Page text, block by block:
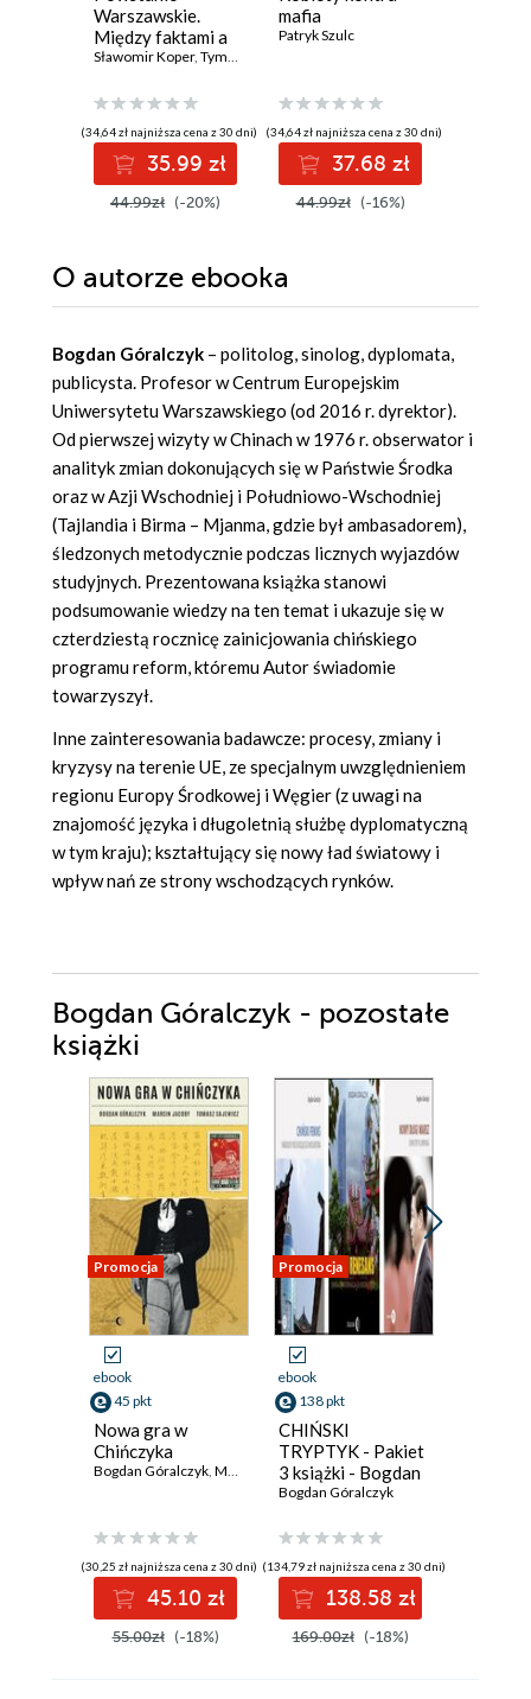
Warszawskie.
Między faktami a
legendą
Sławomir Koper, Tymoteusz Pawłowski
(34,64 zł najniższa cena z 30 dni)
35.99 zł
44.99zł (-20%)
mafia
Patryk Szulc
(34,64 zł najniższa cena z 30 dni)
37.68 zł
44.99zł (-16%)
O autorze ebooka
Bogdan Góralczyk – politolog, sinolog, dyplomata,
publicysta. Profesor w Centrum Europejskim
Uniwersytetu Warszawskiego (od 2016 r. dyrektor).
Od pierwszej wizyty w Chinach w 1976 r. obserwator i
analityk zmian dokonujących się w Państwie Środka
oraz w Azji Wschodniej i Południowo-Wschodniej
(Tajlandia i Birma – Mjanma, gdzie był ambasadorem),
śledzonych metodycznie podczas licznych wyjazdów
studyjnych. Prezentowana książka stanowi
podsumowanie wiedzy na ten temat i ukazuje się w
czterdziestą rocznicę zainicjowania chińskiego
programu reform, któremu Autor świadomie
towarzyszył.
Inne zainteresowania badawcze: procesy, zmiany i
kryzysy na terenie UE, ze specjalnym uwzględnieniem
regionu Europy Środkowej i Węgier (z uwagi na
znajomość języka i długoletnią służbę dyplomatyczną
w tym kraju); kształtujący się nowy ład światowy i
wpływ nań ze strony wschodzących rynków.
Bogdan Góralczyk - pozostałe
książki
Promocja
ebook
45 pkt
Nowa gra w
Chińczyka
Bogdan Góralczyk Marcin Jacoby ,Tomasz Sajewicz
(30,25 zł najniższa cena z 30 dni)
45.10 zł
55.00zł (-18%)
Promocja
ebook
138 pkt
CHIŃSKI
TRYPTYK - Pakiet
3 książki - Bogdan
Góralczyk
Bogdan Góralczyk
(134,79 zł najniższa cena z 30 dni)
138.58 zł
169.00zł (-18%)